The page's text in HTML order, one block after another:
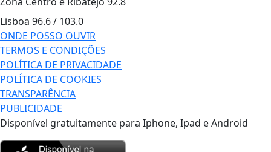
Lisboa 96.6 / 103.0
ONDE POSSO OUVIR
TERMOS E CONDIÇÕES
POLÍTICA DE PRIVACIDADE
POLÍTICA DE COOKIES
TRANSPARÊNCIA
PUBLICIDADE
Disponível gratuitamente para Iphone, Ipad e Android